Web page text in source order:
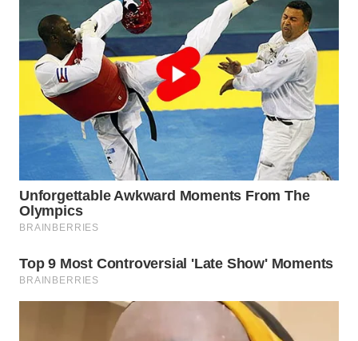
PAKPAK
WN
KARAWANG
WN
BOGOR
WN